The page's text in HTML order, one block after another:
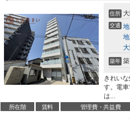
住所
交通
築年
きれい
す。電
は...
所在階 賃料 管理費・共益費